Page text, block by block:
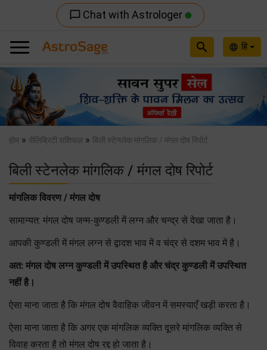
chat_bubble_outline Chat with Astrologer
language हि
search
Previous
होम » सेलिब्रिटी राशिफल » बिली स्टेनलेक मांगलिक / मंगल दोष रिपोर्ट
बिली स्टेनलेक मांगलिक / मंगल दोष रिपोर्ट
मांगलिक विवरण / मंगल दोष
सामान्यत: मंगल दोष जन्म-कुण्डली में लग्न और चन्द्र से देखा जाता है।
आपकी कुण्डली में मंगल लग्न से द्वादश भाव में व चंद्र से दशम भाव में है।
अत: मंगल दोष लग्न कुण्डली में उपस्थित है और चंद्र कुण्डली में उपस्थित
नहीं है।
ऐसा माना जाता है कि मंगल दोष वैवाहिक जीवन में समस्याएँ खड़ी करता है।
ऐसा माना जाता है कि अगर एक मांगलिक व्यक्ति दूसरे मांगलिक व्यक्ति से
विवाह करता है तो मंगल दोष रद्द हो जाता है।